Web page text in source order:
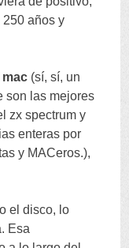
250años y
mac (sí,sí, un
son las mejores
zx spectrum y
enteras por
y MACeros.),
el disco, lo
. Esa